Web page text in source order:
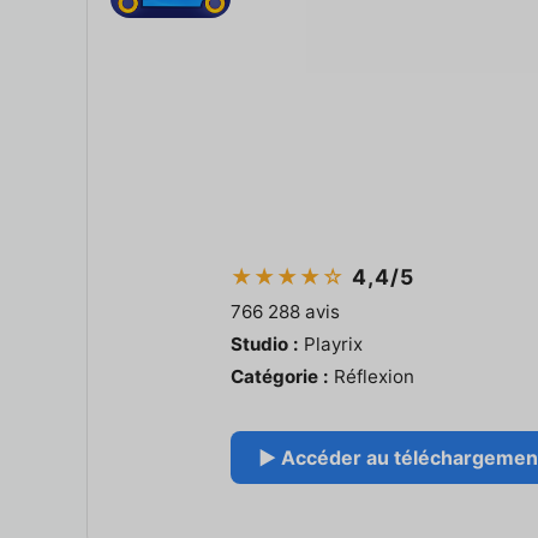
★★★★☆4,4/5
766 288 avis
Studio : Playrix
Catégorie : Réflexion
▶ Accéder au